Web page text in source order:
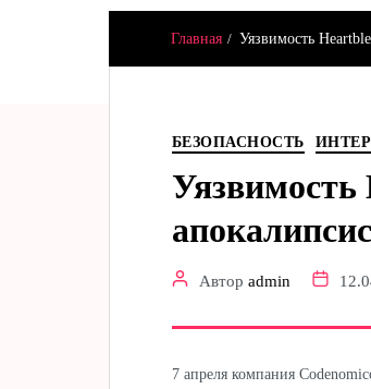
Hamster & Co
Главная Уязвимость
БЕЗОПАСНОСТЬ
Уязвимость
Автор admin
7 апреля компания